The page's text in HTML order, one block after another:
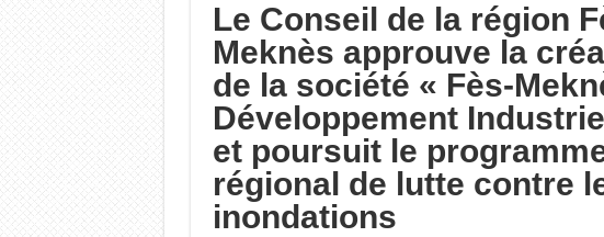
Le Conseil de la région
Meknès approuve la
de la société « Fès-
Développement
et poursuit le
régional de lutte contre
inondations